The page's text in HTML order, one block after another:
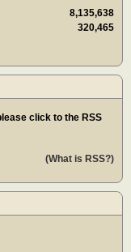
8,135,638
320,465
click to the RSS
(What is RSS?)